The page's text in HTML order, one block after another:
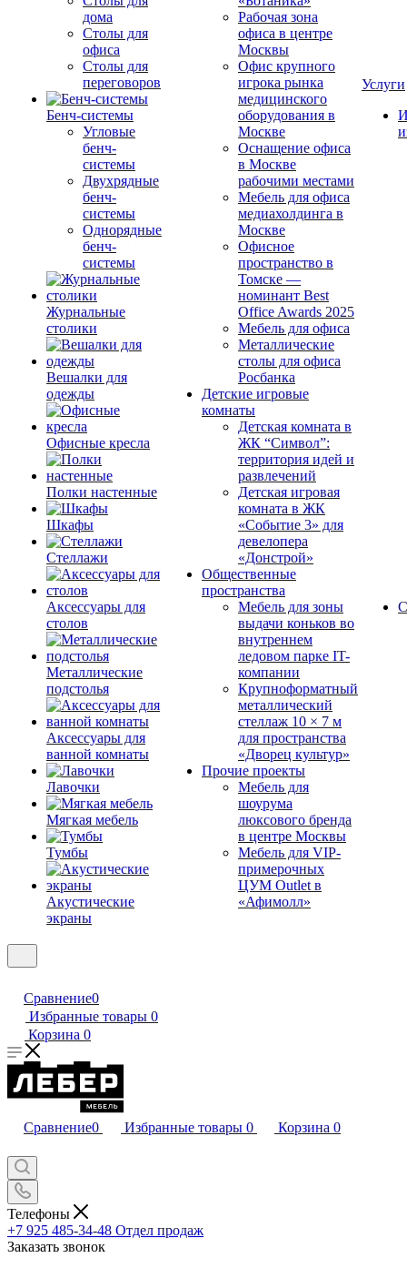
дома
Столы для
офиса
Столы для
переговоров
Бенч-системы
Угловые
бенч-
системы
Двухрядные
бенч-
системы
Однорядные
бенч-
системы
Журнальные
столики
Вешалки для
одежды
Офисные кресла
Полки настенные
Шкафы
Стеллажи
Аксессуары для
столов
Металлические
подстолья
Аксессуары для
ванной комнаты
Лавочки
Мягкая мебель
Тумбы
Акустические
экраны
Рабочая зона
офиса в центре
Москвы
Офис крупного
игрока рынка
медицинского
оборудования в
Москве
Оснащение офиса
в Москве
рабочими местами
Мебель для офиса
медиахолдинга в
Москве
Офисное
пространство в
Томске —
номинант Best
Office Awards 2025
Мебель для офиса
Металлические
столы для офиса
Росбанка
Детские игровые
комнаты
Детская комната в
ЖК “Символ”:
территория идей и
развлечений
Детская игровая
комната в ЖК
«Событие 3» для
девелопера
«Донстрой»
Общественные
пространства
Мебель для зоны
выдачи коньков во
внутреннем
ледовом парке IT-
компании
Крупноформатный
металлический
стеллаж 10 × 7 м
для пространства
«Дворец культур»
Прочие проекты
Мебель для
шоурума
люксового бренда
в центре Москвы
Мебель для VIP-
примерочных
ЦУМ Outlet в
«Афимолл»
Услуги
Сравнение0
Избранные товары 0
Корзина 0
Сравнение0 Избранные товары 0 Корзина 0
Телефоны
+7 925 485-34-48 Отдел продаж
Заказать звонок